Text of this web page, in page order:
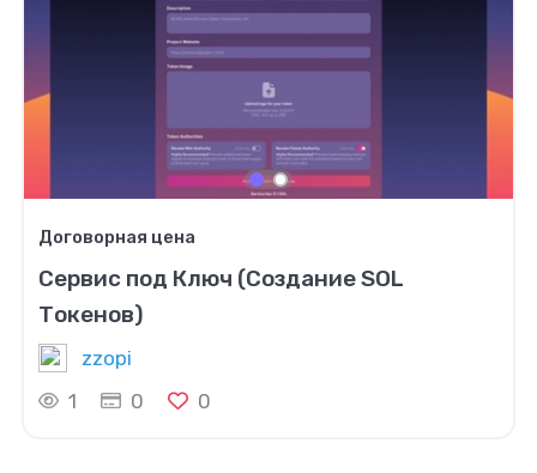
Договорная цена
Сервис под Ключ (Создание SOL
Токенов)
zzopi
1
0 0